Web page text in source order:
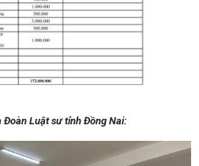
Đoàn Luật sư tỉnh Đồng Nai: